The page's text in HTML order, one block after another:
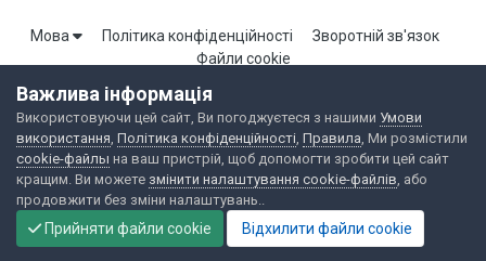
Мова Політика конфіденційності
Зворотній зв'язок
Файли cookie
Портал Броварської локальної мережі. Всі права захищені.
Powered by Invision Community
Важлива інформація
Використовуючи цей сайт, Ви погоджуєтеся з нашими Умови
використання Політика конфіденційності Правила , Ми розмістили
cookie-файлы на ваш пристрій, щоб допомогти зробити цей сайт
кращим. Ви можете змінити налаштування cookie-файлів , або
продовжити без зміни налаштувань..
Прийняти файли cookie Відхилити файли cookie